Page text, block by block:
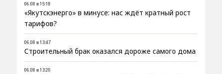
06.08 в 15:18
«Якутскэнерго» в минусе: нас ждёт кратный рост
тарифов?
06.08 в 13:47
Строительный брак оказался дороже самого дома
06.08 в 13:20